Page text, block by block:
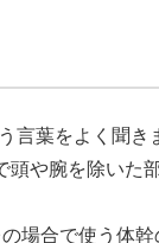
言葉をよく聞き
頭や腕を除いた
場合で使う体